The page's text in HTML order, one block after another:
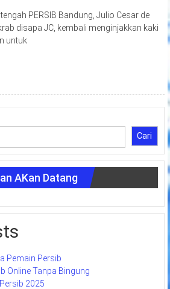
PERSIB Bandung, Julio Cesar de
disapa JC, kembali menginjakkan kaki
untuk
Cari
AKan Datang
Pemain Persib
Online Tanpa Bingung
2025